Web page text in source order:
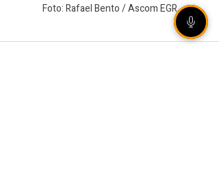
Foto: Rafael Bento / Ascom EGR